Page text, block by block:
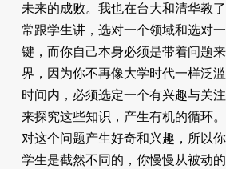
未来的成败。我也在台大和清华教
常跟学生讲，选对一个领域和选对
键，而你自己本身必须是带着问题
界，因为你不再像大学时代一样泛
时间内，必须选定一个有兴趣与关
来探究这些知识，产生有机的循环
对这个问题产生好奇和兴趣，所以
学生是截然不同的，你慢慢从被动